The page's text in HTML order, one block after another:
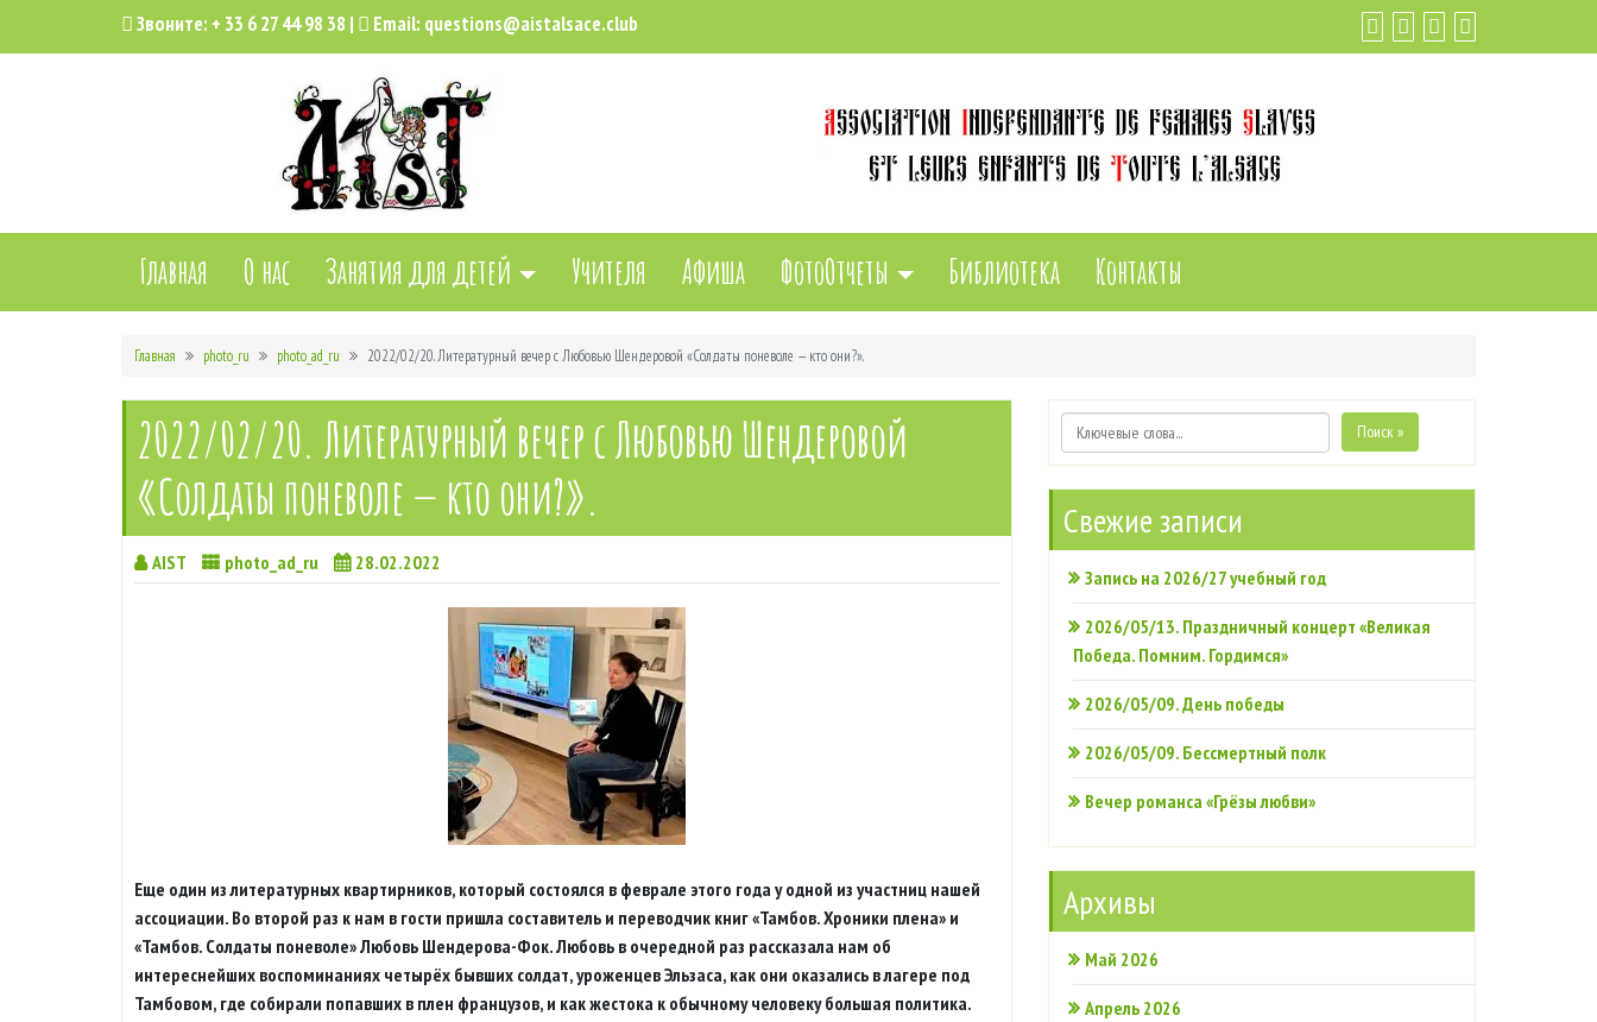
Звоните: + 33 6 27 44 98 38 | Email: questions@aistalsace.club
Главная О нас Занятия для детей Учителя Афиша ФотоОтчеты Библиотека Контакты
Главная photo_ru photo_ad_ru 2022/02/20. Литературный вечер с Любовью Шендеровой «Солдаты поневоле — кто они?».
2022/02/20. Литературный вечер с Любовью Шендеровой
«Солдаты поневоле — кто они?».
AIST photo_ad_ru 28.02.2022
Еще один из литературных квартирников, который состоялся в феврале этого года у одной из участниц нашей
ассоциации. Во второй раз к нам в гости пришла составитель и переводчик книг «Тамбов. Хроники плена» и
«Тамбов. Солдаты поневоле» Любовь Шендерова-Фок. Любовь в очередной раз рассказала нам об
интереснейших воспоминаниях четырёх бывших солдат, уроженцев Эльзаса, как они оказались в лагере под
Тамбовом, где собирали попавших в плен французов, и как жестока к обычному человеку большая политика.
Поиск »
Свежие записи
Запись на 2026/27 учебный год
2026/05/13. Праздничный концерт «Великая
Победа. Помним. Гордимся»
2026/05/09. День победы
2026/05/09. Бессмертный полк
Вечер романса «Грёзы любви»
Архивы
Май 2026
Апрель 2026